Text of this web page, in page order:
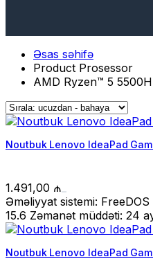
Əsas səhifə
Product Prosessor
AMD Ryzen™ 5 5500H
Noutbuk Lenovo IdeaPad
1.491,00 ₼
Əməliyyat sistemi:
15.6 Zəmanət müddəti: 24
Noutbuk Lenovo IdeaPad